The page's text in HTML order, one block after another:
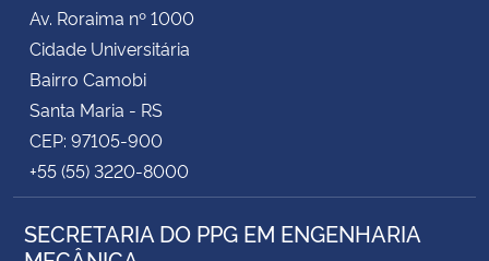
Av. Roraima nº 1000
Cidade Universitária
Bairro Camobi
Santa Maria - RS
CEP: 97105-900
+55 (55) 3220-8000
SECRETARIA DO PPG EM ENGENHARIA